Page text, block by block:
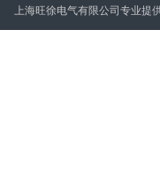
上海旺徐电气有限公司专业提